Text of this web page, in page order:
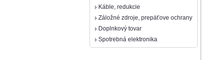
Káble, redukcie
Záložné zdroje, prepäťove ochrany
Doplnkový tovar
Spotrebná elektronika